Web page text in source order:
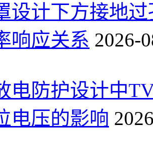
设计下方接地
响应关系 2026-
电防护设计中
电压的影响